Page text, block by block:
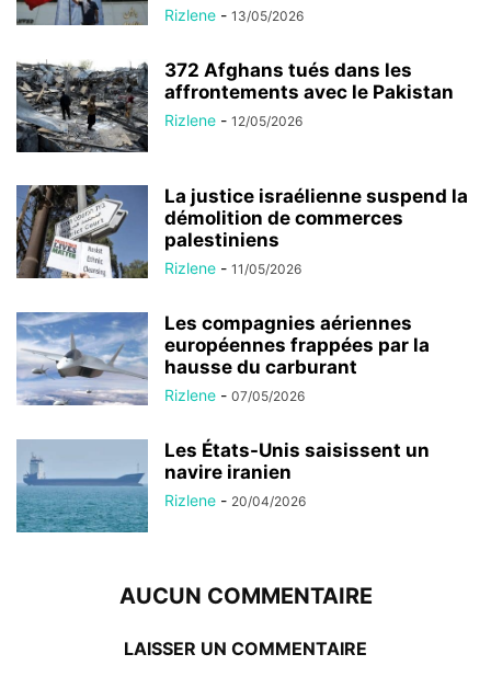
Rizlene - 13/05/2026
372 Afghans tués dans les
affrontements avec le Pakistan
Rizlene - 12/05/2026
La justice israélienne suspend la
démolition de commerces
palestiniens
Rizlene - 11/05/2026
Les compagnies aériennes
européennes frappées par la
hausse du carburant
Rizlene - 07/05/2026
Les États-Unis saisissent un
navire iranien
Rizlene - 20/04/2026
AUCUN COMMENTAIRE
LAISSER UN COMMENTAIRE